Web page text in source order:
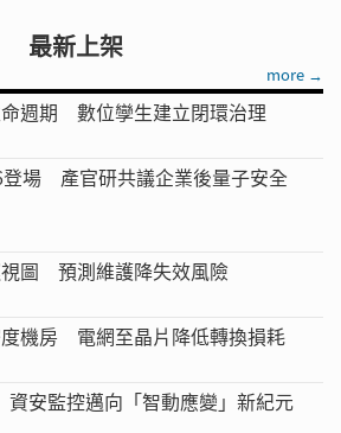
最新上架
more →
週期 數位孿生建立閉環治理
登場 產官研共議企業後量子安全
圖 預測維護降失效風險
機房 電網至晶片降低轉換損耗
安監控邁向「智動應變」新紀元